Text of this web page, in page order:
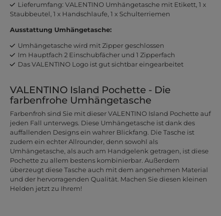
Lieferumfang: VALENTINO Umhängetasche mit Etikett, 1 x
Staubbeutel, 1 x Handschlaufe, 1 x Schulterriemen
Ausstattung Umhängetasche:
Umhängetasche wird mit Zipper geschlossen
Im Hauptfach 2 Einschubfächer und 1 Zipperfach
Das VALENTINO Logo ist gut sichtbar eingearbeitet
VALENTINO Island Pochette - Die
farbenfrohe Umhängetasche
Farbenfroh sind Sie mit dieser VALENTINO Island Pochette auf
jeden Fall unterwegs. Diese Umhängetasche ist dank des
auffallenden Designs ein wahrer Blickfang. Die Tasche ist
zudem ein echter Allrounder, denn sowohl als
Umhängetasche, als auch am Handgelenk getragen, ist diese
Pochette zu allem bestens kombinierbar. Außerdem
überzeugt diese Tasche auch mit dem angenehmen Material
und der hervorragenden Qualität. Machen Sie diesen kleinen
Helden jetzt zu Ihrem!